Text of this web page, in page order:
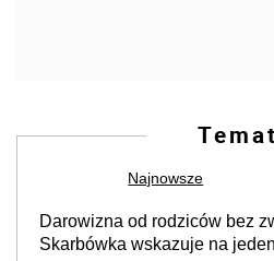
Najnowsze
Darowizna od rodziców bez
Skarbówka wskazuje na